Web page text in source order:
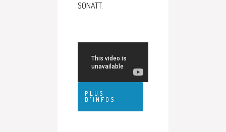
SONATT.
PLUS
D'INFOS